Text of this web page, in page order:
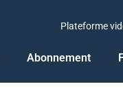
Plateforme
Abonnement